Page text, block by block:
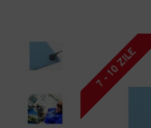
7 - 10 ZILE